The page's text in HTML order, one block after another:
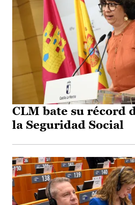
CLM bate su récord
la Seguridad Social